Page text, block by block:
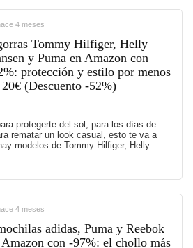
4 meses
Tommy Hilfiger, Helly
y Puma en Amazon con
protección y estilo por menos
20€ (Descuento -52%)
protegerte del sol, para los días de
rematar un look casual, esto te va a
modelos de Tommy Hilfiger, Helly
4 meses
adidas, Puma y Reebok
Amazon con -97%: el chollo más